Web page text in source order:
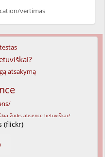
vertimas
atsakymą
(flickr)